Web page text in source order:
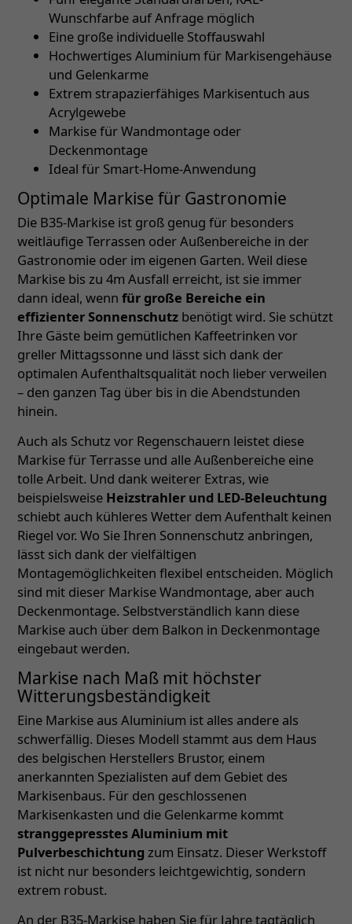
Wunschfarbe auf Anfrage möglich
Eine große individuelle Stoffauswahl
Hochwertiges Aluminium für Markisengehäuse
und Gelenkarme
Extrem strapazierfähiges Markisentuch aus
Acrylgewebe
Markise für Wandmontage oder
Deckenmontage
Ideal für Smart-Home-Anwendung
Optimale Markise für Gastronomie
Die B35-Markise ist groß genug für besonders
weitläufige Terrassen oder Außenbereiche in der
Gastronomie oder im eigenen Garten. Weil diese
Markise bis zu 4m Ausfall erreicht, ist sie immer
dann ideal, wenn für große Bereiche ein
effizienter Sonnenschutz benötigt wird. Sie schützt
Ihre Gäste beim gemütlichen Kaffeetrinken vor
greller Mittagssonne und lässt sich dank der
optimalen Aufenthaltsqualität noch lieber verweilen
– den ganzen Tag über bis in die Abendstunden
hinein.
Auch als Schutz vor Regenschauern leistet diese
Markise für Terrasse und alle Außenbereiche eine
tolle Arbeit. Und dank weiterer Extras, wie
beispielsweise Heizstrahler und LED-Beleuchtung
schiebt auch kühleres Wetter dem Aufenthalt keinen
Riegel vor. Wo Sie Ihren Sonnenschutz anbringen,
lässt sich dank der vielfältigen
Montagemöglichkeiten flexibel entscheiden. Möglich
sind mit dieser Markise Wandmontage, aber auch
Deckenmontage. Selbstverständlich kann diese
Markise auch über dem Balkon in Deckenmontage
eingebaut werden.
Markise nach Maß mit höchster
Witterungsbeständigkeit
Eine Markise aus Aluminium ist alles andere als
schwerfällig. Dieses Modell stammt aus dem Haus
des belgischen Herstellers Brustor, einem
anerkannten Spezialisten auf dem Gebiet des
Markisenbaus. Für den geschlossenen
Markisenkasten und die Gelenkarme kommt
stranggepresstes Aluminium mit
Pulverbeschichtung zum Einsatz. Dieser Werkstoff
ist nicht nur besonders leichtgewichtig, sondern
extrem robust.
An der B35-Markise haben Sie für Jahre tagtäglich